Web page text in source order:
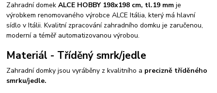
Zahradní domekALCE HOBBY198x198 cm, tl.19 mmje
výrobkem renomovaného výrobce ALCE Itália, který má hlavní
sídlo v Itálii. Kvalitní zpracování zahradního domku je zaručenou,
moderní a téměř automatizovanou výrobou.
Materiál - Tříděný smrk/jedle
Zahradní domky jsou vyráběny z kvalitního a precizně tříděného
smrku/jedle.